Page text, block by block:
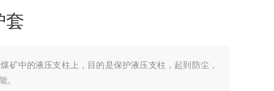
套
矿中的液压支柱上，目的是保护液压支柱，起到防尘，
。